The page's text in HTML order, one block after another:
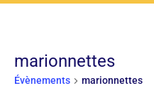
marionnettes
Évènements marionnettes